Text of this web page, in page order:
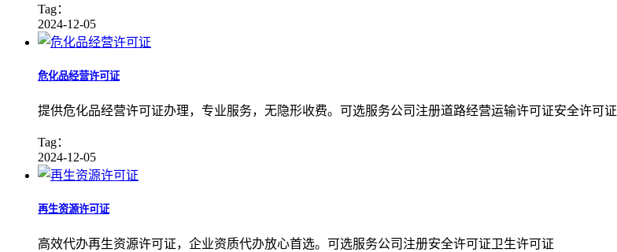
Tag：
2024-12-05
危化品经营许可证
提供危化品经营许可证办理，专业服务，无隐形收费。可选服务公司注册道路经营运输许可证安全许可证
Tag：
2024-12-05
再生资源许可证
高效代办再生资源许可证，企业资质代办放心首选。可选服务公司注册安全许可证卫生许可证